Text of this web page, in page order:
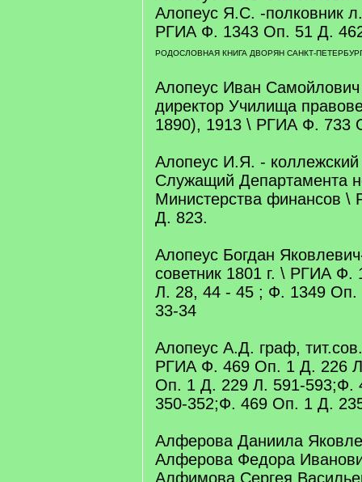
Алопеус Я.С. -полковник
РГИА Ф. 1343 Оп. 51 Д.
РОДОСЛОВНАЯ КНИГА ДВОРЯН САНКТ-
Алопеус Иван
директор Училища
1890), 1913 \ РГИА Ф. 733
Алопеус И.Я. - коллежский
Служащий Департамента
Министерства финансов
Д. 823.
Алопеус Богдан
советник 1801 г. \ РГИА
Л. 28, 44 - 45 ; Ф. 1349 Оп.
33-34
Алопеус А.Д. граф,
РГИА Ф. 469 Оп. 1 Д. 226
Оп. 1 Д. 229 Л. 591-593;Ф.
350-352;Ф. 469 Оп. 1 Д.
Алферова Даниила
Алферова Федора
Алфимова Сергея